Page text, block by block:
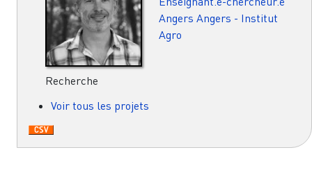
Angers Angers - Institut
Agro
Recherche
Voir tous les projets